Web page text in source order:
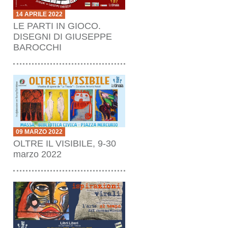
14 APRILE 2022
LE PARTI IN GIOCO.
DISEGNI DI GIUSEPPE
BAROCCHI
09 MARZO 2022
OLTRE IL VISIBILE, 9-30
marzo 2022